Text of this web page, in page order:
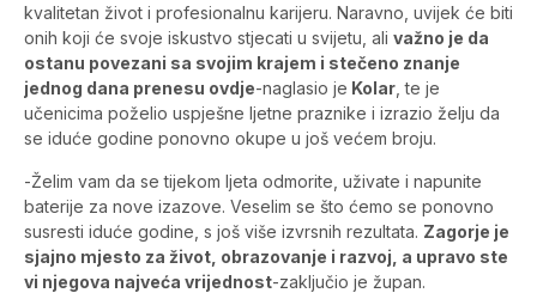
kvalitetan život i profesionalnu karijeru. Naravno, uvijek će biti
onih koji će svoje iskustvo stjecati u svijetu, ali važno je da
ostanu povezani sa svojim krajem i stečeno znanje
jednog dana prenesu ovdje-naglasio je Kolar, te je
učenicima poželio uspješne ljetne praznike i izrazio želju da
se iduće godine ponovno okupe u još većem broju.
-Želim vam da se tijekom ljeta odmorite, uživate i napunite
baterije za nove izazove. Veselim se što ćemo se ponovno
susresti iduće godine, s još više izvrsnih rezultata. Zagorje je
sjajno mjesto za život, obrazovanje i razvoj, a upravo ste
vi njegova najveća vrijednost-zaključio je župan.